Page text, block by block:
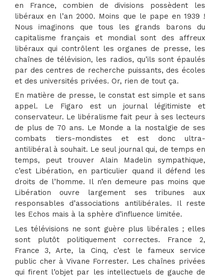
en France, combien de divisions possèdent les
libéraux en l’an 2000. Moins que le pape en 1939 !
Nous imaginons que tous les grands barons du
capitalisme français et mondial sont des affreux
libéraux qui contrôlent les organes de presse, les
chaînes de télévision, les radios, qu’ils sont épaulés
par des centres de recherche puissants, des écoles
et des universités privées. Or, rien de tout ça.
En matière de presse, le constat est simple et sans
appel. Le Figaro est un journal légitimiste et
conservateur. Le libéralisme fait peur à ses lecteurs
de plus de 70 ans. Le Monde a la nostalgie de ses
combats tiers-mondistes et est donc ultra-
antilibéral à souhait. Le seul journal qui, de temps en
temps, peut trouver Alain Madelin sympathique,
c’est Libération, en particulier quand il défend les
droits de l’homme. Il n’en demeure pas moins que
Libération ouvre largement ses tribunes aux
responsables d’associations antilibérales. Il reste
les Echos mais à la sphère d’influence limitée.
Les télévisions ne sont guère plus libérales ; elles
sont plutôt politiquement correctes. France 2,
France 3, Arte, la Cinq, c’est le fameux service
public cher à Vivane Forrester. Les chaînes privées
qui firent l’objet par les intellectuels de gauche de